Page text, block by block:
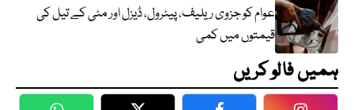
عوام کو جزوی ریلیف، پیٹرول، ڈیزل اور مٹی کے تیل کی
قیمتوں میں کمی
ہمیں فالو کریں